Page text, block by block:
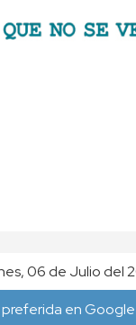
06 de Julio del
en Google